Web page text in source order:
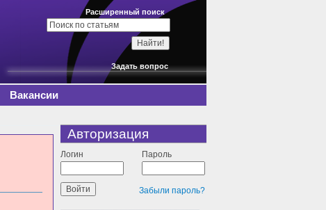
Расширенный поиск
Задать вопрос
Вакансии
Авторизация
Логин Пароль
Забыли пароль?